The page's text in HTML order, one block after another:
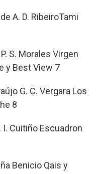
A. D. RibeiroTami
S. Morales Virgen
y Best View 7
G. C. Vergara Los
8
I. Cuitiño Escuadron
Benicio Qais y